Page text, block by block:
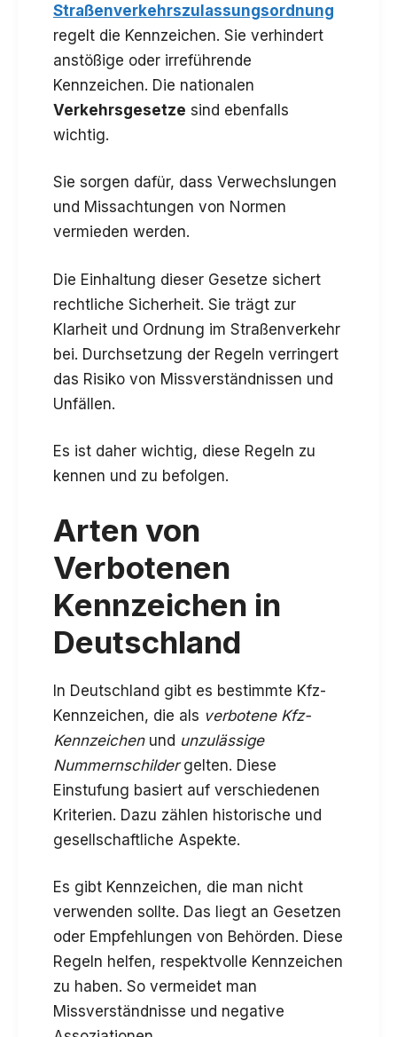
Straßenverkehrszulassungsordnung
regelt die Kennzeichen. Sie verhindert
anstößige oder irreführende
Kennzeichen. Die nationalen
Verkehrsgesetze sind ebenfalls
wichtig.
Sie sorgen dafür, dass Verwechslungen
und Missachtungen von Normen
vermieden werden.
Die Einhaltung dieser Gesetze sichert
rechtliche Sicherheit. Sie trägt zur
Klarheit und Ordnung im Straßenverkehr
bei. Durchsetzung der Regeln verringert
das Risiko von Missverständnissen und
Unfällen.
Es ist daher wichtig, diese Regeln zu
kennen und zu befolgen.
Arten von
Verbotenen
Kennzeichen in
Deutschland
In Deutschland gibt es bestimmte Kfz-
Kennzeichen, die als verbotene Kfz-
Kennzeichenund unzulässige
Nummernschildergelten. Diese
Einstufung basiert auf verschiedenen
Kriterien. Dazu zählen historische und
gesellschaftliche Aspekte.
Es gibt Kennzeichen, die man nicht
verwenden sollte. Das liegt an Gesetzen
oder Empfehlungen von Behörden. Diese
Regeln helfen, respektvolle Kennzeichen
zu haben. So vermeidet man
Missverständnisse und negative